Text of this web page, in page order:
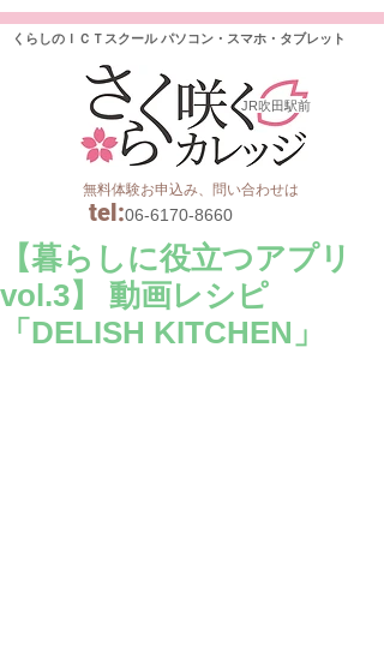
くらしのＩＣＴスクール パソコン・スマホ・タブレット
JR吹田駅前
無料体験お申込み、問い合わせは
tel:06-6170-8660
【暮らしに役立つアプリ
vol.3】 動画レシピ
「DELISH KITCHEN」